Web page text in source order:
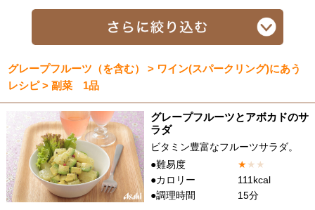
グレープフルーツ（を含む） > ワイン(スパークリング)にあう
レシピ > 副菜 1品
グレープフルーツとアボカドのサ
ラダ
ビタミン豊富なフルーツサラダ。
●難易度
★★ ★
●カロリー
111kcal
●調理時間
15分